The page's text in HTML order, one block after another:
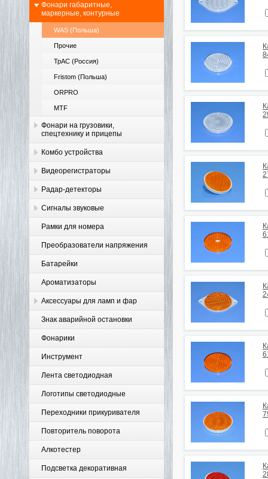
Фонари габаритные,
маркерные, контурные
WAS (Польша)
Прочие
ТрАС (Россия)
Fristom (Польша)
ORPRO
MTF
Фонари на грузовики,
спецтехнику и прицепы
Комбо устройства
Видеорегистраторы
Радар-детекторы
Сигналы звуковые
Рамки для номера
Преобразователи напряжения
Батарейки
Ароматизаторы
Аксессуары для ламп и фар
Знак аварийной остановки
Фонарики
Инструмент
Лента светодиодная
Логотипы светодиодные
Переходники прикуривателя
Повторитель поворота
Алкотестер
Подсветка декоративная